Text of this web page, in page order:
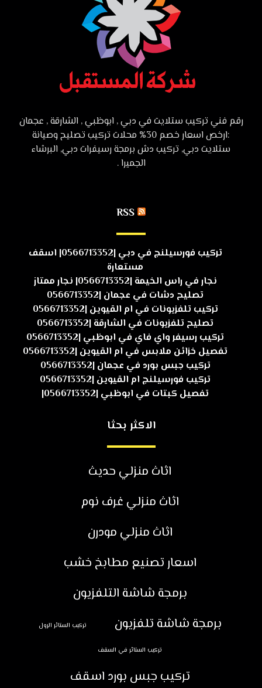
رقم فني تركيب ستلايت في دبي , ابوظبي , الشارقة , عجمان
:ارخص اسعار خصم 30% محلات تركيب تصليح وصيانة
ستلايت دبي, تركيب دش برمجة رسيفرات دبي, البرشاء
الجميرا .
RSS
تركيب فورسيلنج في دبي |0566713352| اسقف
مستعارة
نجار في راس الخيمة |0566713352| نجار ممتاز
تصليح دشات في عجمان |0566713352
تركيب تلفزيونات في ام القيوين |0566713352
تصليح تلفزيونات في الشارقة |0566713352
تركيب رسيفر واي فاي في ابوظبي |0566713352
تفصيل خزائن ملابس في ام القيوين |0566713352
تركيب جبس بورد في عجمان |0566713352
تركيب فورسيلنج ام القيوين |0566713352
تفصيل كبتات في ابوظبي |0566713352|
الاكثر بحثا
اثاث منزلي حديث
اثاث منزلي غرف نوم
اثاث منزلي مودرن
اسعار تصنيع مطابخ خشب
برمجة شاشة التلفزيون
برمجة شاشة تلفزيون
تركيب الستائر الرول
تركيب الستائر في السقف
تركيب جبس بورد اسقف